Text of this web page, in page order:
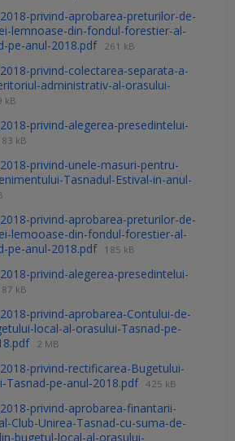
privind-aprobarea-preturilor-de-
lemnoase-din-fondul-forestier-al-
pe-anul-2018.pdf 261 kB
privind-colectarea-separata-a-
administrativ-al-orasului-
kB
privind-alegerea-presedintelui-
83 kB
privind-unele-masuri-pentru-
Tasnadul-Estival-in-anul-
privind-aprobarea-preturilor-de-
lemooase-din-fondul-forestier-al-
pe-anul-2018.pdf 185 kB
privind-alegerea-presedintelui-
87 kB
privind-aprobarea-Contului-de-
local-al-orasului-Tasnad-pe-
2 MB
privind-rectificarea-Bugetului-
Tasnad-pe-anul-2018.pdf 425 kB
privind-aprobarea-finantarii-
Club-Unirea-Tasnad-cu-suma-de-
bugetul-local-al-orasului-